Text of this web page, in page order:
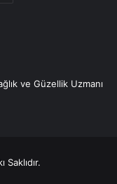
ve Güzellik Uzmanı